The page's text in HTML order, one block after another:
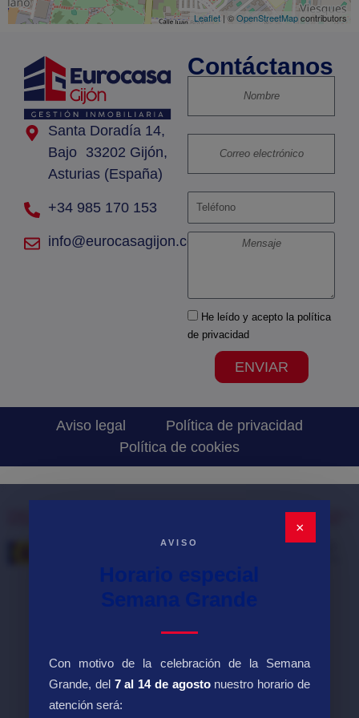
Leaflet | ©OpenStreetMapcontributors
Santa Doradía 14,
Bajo 33202 Gijón,
Asturias (España)
+34 985 170 153
info@eurocasagijon.com
Contáctanos
He leído y acepto la política
de privacidad
ENVIAR
Aviso legal
Política de privacidad
Política de cookies
×
AVISO
Con motivo de la celebración de la Semana
Grande, del 7 al 14 de agostonuestro horario de
atención será:
Página web financiada por el Programa KIT Digital. Plan de Recuperación, Transformación y